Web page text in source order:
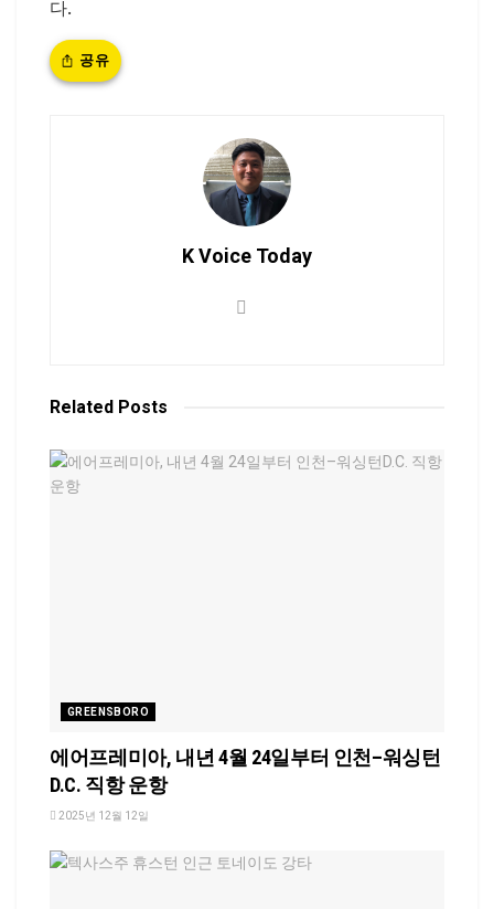
다.
공유
K Voice Today
Related Posts
GREENSBORO
에어프레미아, 내년 4월 24일부터 인천–워싱턴
D.C. 직항 운항
2025년 12월 12일